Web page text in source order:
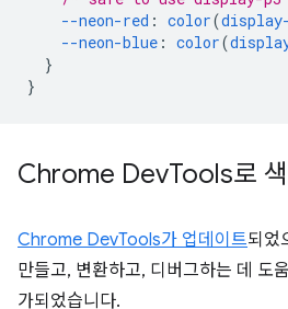
--neon-red : color(
--neon-blue : color(
}
}
Chrome DevTools로
Chrome DevTools가 업데이트되었
만들고, 변환하고, 디버그하는 데 도
가되었습니다.